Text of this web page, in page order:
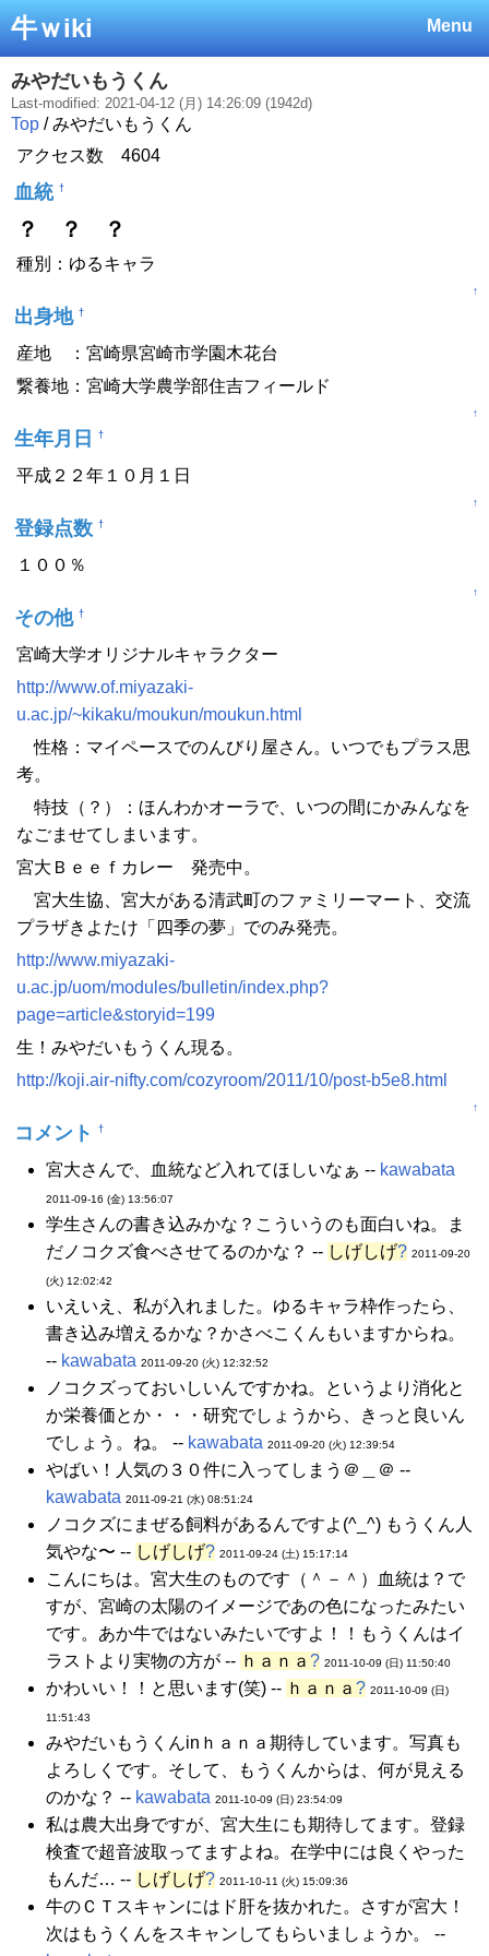
Menu
牛ｗiki
みやだいもうくん
Last-modified: 2021-04-12 (月) 14:26:09 (1942d)
Top / みやだいもうくん
アクセス数 4604
血統 †
？ ？ ？
種別：ゆるキャラ
↑
出身地 †
産地 ：宮崎県宮崎市学園木花台
繋養地：宮崎大学農学部住吉フィールド
↑
生年月日 †
平成２２年１０月１日
↑
登録点数 †
１００％
↑
その他 †
宮崎大学オリジナルキャラクター
http://www.of.miyazaki-
u.ac.jp/~kikaku/moukun/moukun.html
性格：マイペースでのんびり屋さん。いつでもプラス思
考。
特技（？）：ほんわかオーラで、いつの間にかみんなを
なごませてしまいます。
宮大Ｂｅｅｆカレー 発売中。
宮大生協、宮大がある清武町のファミリーマート、交流
プラザきよたけ「四季の夢」でのみ発売。
http://www.miyazaki-
u.ac.jp/uom/modules/bulletin/index.php?
page=article&storyid=199
生！みやだいもうくん現る。
http://koji.air-nifty.com/cozyroom/2011/10/post-b5e8.html
↑
コメント †
宮大さんで、血統など入れてほしいなぁ -- kawabata
2011-09-16 (金) 13:56:07
学生さんの書き込みかな？こういうのも面白いね。ま
だノコクズ食べさせてるのかな？ -- しげしげ? 2011-09-20
(火) 12:02:42
いえいえ、私が入れました。ゆるキャラ枠作ったら、
書き込み増えるかな？かさべこくんもいますからね。
-- kawabata 2011-09-20 (火) 12:32:52
ノコクズっておいしいんですかね。というより消化と
か栄養価とか・・・研究でしょうから、きっと良いん
でしょう。ね。 -- kawabata 2011-09-20 (火) 12:39:54
やばい！人気の３０件に入ってしまう＠＿＠ --
kawabata 2011-09-21 (水) 08:51:24
ノコクズにまぜる飼料があるんですよ(^_^) もうくん人
気やな〜 -- しげしげ? 2011-09-24 (土) 15:17:14
こんにちは。宮大生のものです（＾－＾）血統は？で
すが、宮崎の太陽のイメージであの色になったみたい
です。あか牛ではないみたいですよ！！もうくんはイ
ラストより実物の方が -- ｈａｎａ ? 2011-10-09 (日) 11:50:40
かわいい！！と思います(笑) -- ｈａｎａ ? 2011-10-09 (日)
11:51:43
みやだいもうくんinｈａｎａ期待しています。写真も
よろしくです。そして、もうくんからは、何が見える
のかな？ -- kawabata 2011-10-09 (日) 23:54:09
私は農大出身ですが、宮大生にも期待してます。登録
検査で超音波取ってますよね。在学中には良くやった
もんだ… -- しげしげ? 2011-10-11 (火) 15:09:36
牛のＣＴスキャンにはド肝を抜かれた。さすが宮大！
次はもうくんをスキャンしてもらいましょうか。 --